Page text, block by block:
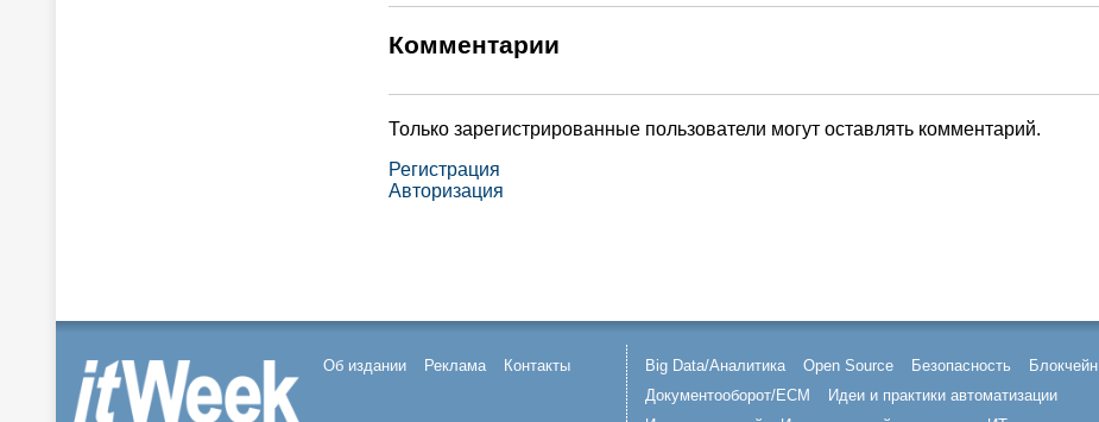
Комментарии
Только зарегистрированные пользователи могут оставлять комментарий.
Регистрация
Авторизация
Об издании Реклама Контакты Big Data/Аналитика Open Source Безопасность
Блокчейн
Документооборот/ECM
Идеи и практики автоматизации